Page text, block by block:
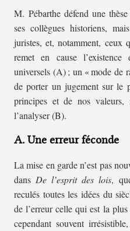
M. Pébarthe défend une
ses collègues historiens,
juristes, et, notamment, ceux
remet en cause
universels (A) ; un « mode de
de porter un jugement sur le
principes et de nos
l’analyser (B).
A. Une erreur féconde
La mise en garde n’est pas
dans De l’esprit des lois,
reculés toutes les idées du
de l’erreur celle qui est la plus
cependant souvent